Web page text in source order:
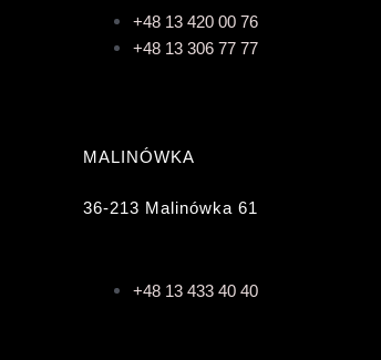
+48 13 420 00 76
+48 13 306 77 77
MALINÓWKA
36-213 Malinówka 61
+48 13 433 40 40